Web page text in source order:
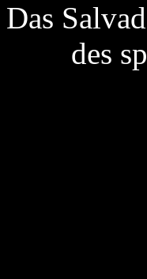
Das
des